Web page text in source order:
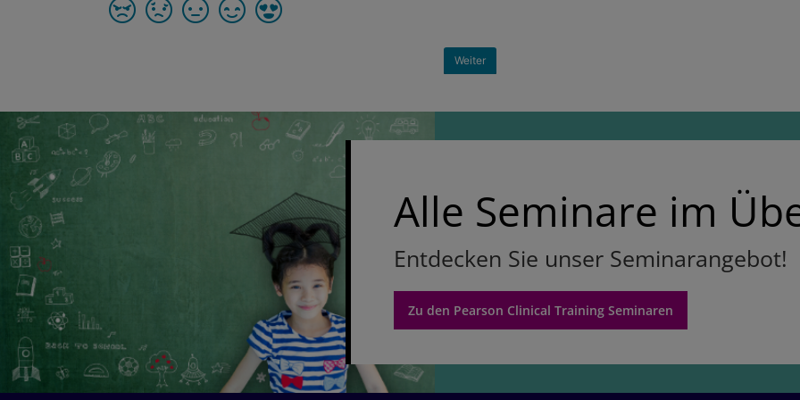
Alle Seminare im
Entdecken Sie unser Seminarangebot!
Zu den Pearson Clinical Training Seminaren